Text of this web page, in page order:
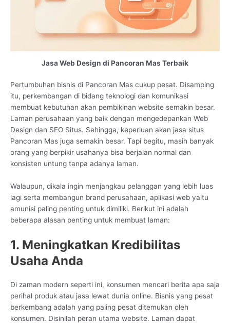
Jasa Web Design di Pancoran Mas Terbaik
Pertumbuhan bisnis di Pancoran Mas cukup pesat. Disamping
itu, perkembangan di bidang teknologi dan komunikasi
membuat kebutuhan akan pembikinan website semakin besar.
Laman perusahaan yang baik dengan mengedepankan Web
Design dan SEO Situs. Sehingga, keperluan akan jasa situs
Pancoran Mas juga semakin besar. Tapi begitu, masih banyak
orang yang berpikir usahanya bisa berjalan normal dan
konsisten untung tanpa adanya laman.
Walaupun, dikala ingin menjangkau pelanggan yang lebih luas
lagi serta membangun brand perusahaan, aplikasi web yaitu
amunisi paling penting untuk dimiliki. Berikut ini adalah
beberapa alasan penting untuk membuat laman:
1. Meningkatkan Kredibilitas
Usaha Anda
Di zaman modern seperti ini, konsumen mencari berita apa saja
perihal produk atau jasa lewat dunia online. Bisnis yang pesat
berkembang adalah yang paling pesat ditemukan oleh
konsumen. Disinilah peran utama website. Laman dapat